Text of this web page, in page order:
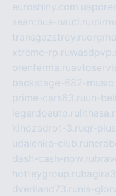
euroshiny.com.ua
searchus-nauti.ru
transgazstroy.ru
xtreme-rp.ru
orenferma.ru
backstage-682-
prime-cars63.ruun-
legardoauto.ru
kinozadrot-3.ruqr-
udalenka-club.ru
dash-cash-now.ru
hotteygroup.ru
dveriland73.ru nis-